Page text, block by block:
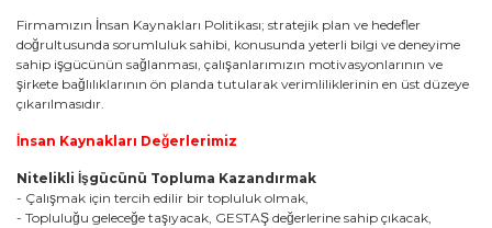
Firmamızın İnsan Kaynakları Politikası; stratejik plan ve hedefler
doğrultusunda sorumluluk sahibi, konusunda yeterli bilgi ve deneyime
sahip işgücünün sağlanması, çalışanlarımızın motivasyonlarının ve
şirkete bağlılıklarının ön planda tutularak verimliliklerinin en üst düzeye
çıkarılmasıdır.
İnsan Kaynakları Değerlerimiz
Nitelikli İşgücünü Topluma Kazandırmak
- Çalışmak için tercih edilir bir topluluk olmak,
- Topluluğu geleceğe taşıyacak, GESTAŞ değerlerine sahip çıkacak,